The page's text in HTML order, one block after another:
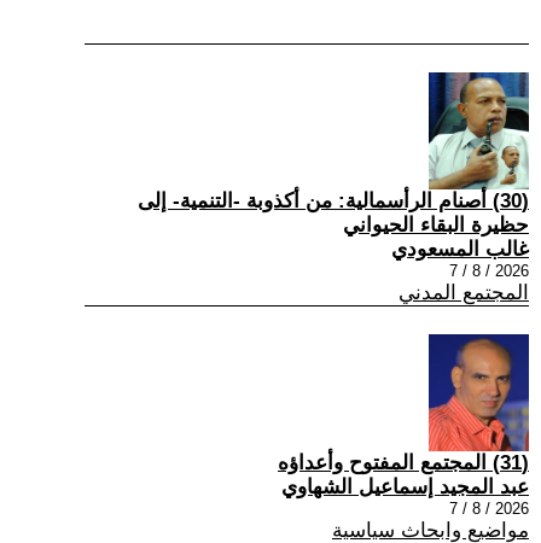
(30) أصنام الرأسمالية: من أكذوبة -التنمية- إلى
حظيرة البقاء الحيواني
غالب المسعودي
2026 / 8 / 7
المجتمع المدني
(31) المجتمع المفتوح وأعداؤه
عبد المجيد إسماعيل الشهاوي
2026 / 8 / 7
مواضيع وابحاث سياسية